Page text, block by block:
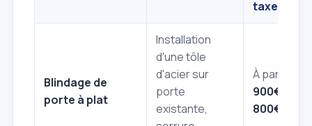
taxes)
Blindage de
porte à plat
Installation
d'une tôle
d'acier sur
porte
existante,
À partir de
900€
800€